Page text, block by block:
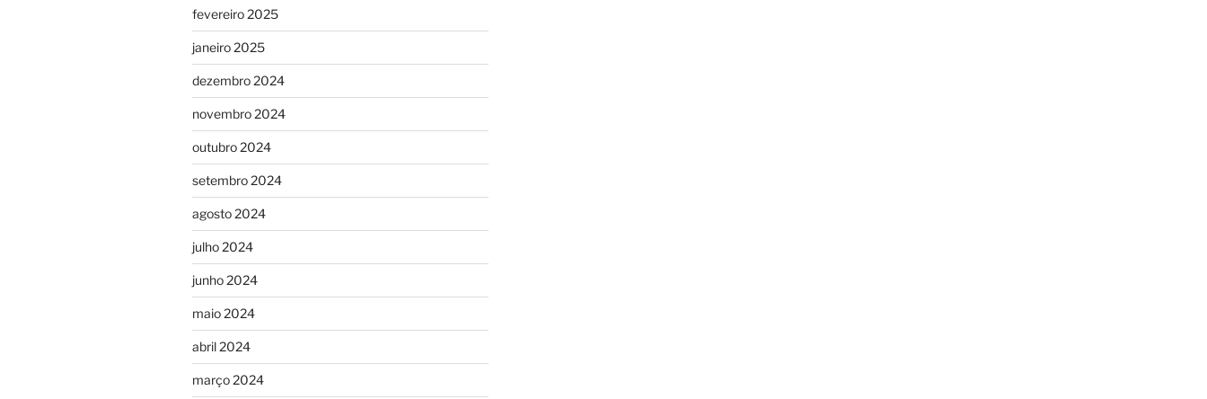
fevereiro 2025
janeiro 2025
dezembro 2024
novembro 2024
outubro 2024
setembro 2024
agosto 2024
julho 2024
junho 2024
maio 2024
abril 2024
março 2024